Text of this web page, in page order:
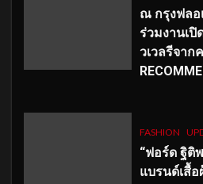
ณ กรุงฟลอ
ร่วมงานเ
วเวลรีจาก
FASHION
“ฟอร์ด ฐิติ
แบรนด์เสื้อ